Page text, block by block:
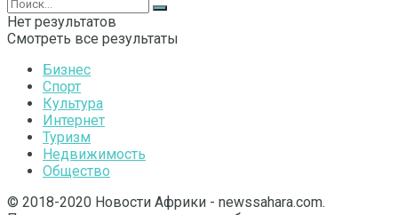
Нет результатов
Смотреть все результаты
Бизнес
Спорт
Культура
Интернет
Туризм
Недвижимость
Общество
© 2018-2020 Новости Африки - newssahara.com.